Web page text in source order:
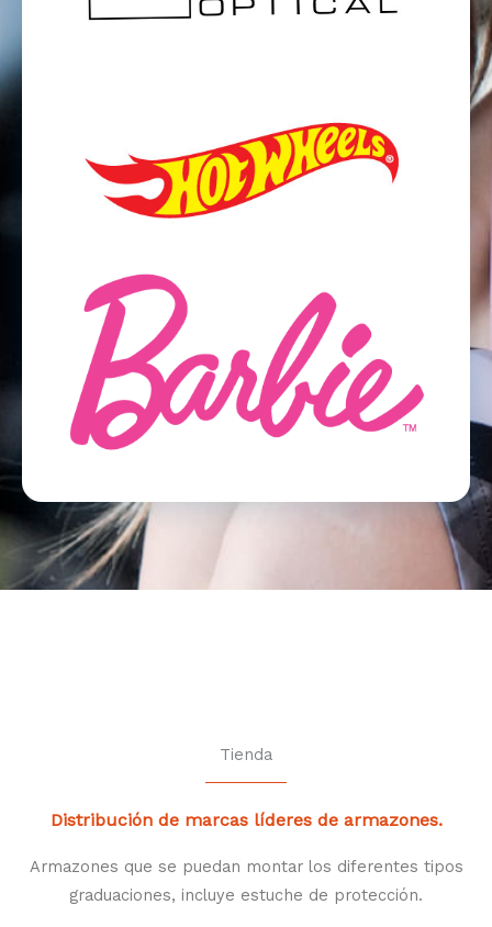
Tienda
Distribución de marcas líderes de armazones.
Armazones que se puedan montar los diferentes tipos
graduaciones, incluye estuche de protección.